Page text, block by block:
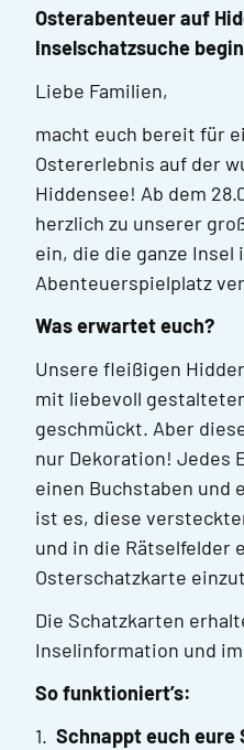
Osterabenteuer auf
Inselschatzsuche
Liebe Familien,
macht euch bereit für
Ostererlebnis auf der
Hiddensee! Ab dem
herzlich zu unserer
ein, die die ganze
Abenteuerspielplatz
Was erwartet euch?
Unsere fleißigen
mit liebevoll
geschmückt. Aber
nur Dekoration! Jedes
einen Buchstaben und
ist es, diese
und in die Rätselfelder
Osterschatzkarte
Die Schatzkarten
Inselinformation und
So funktioniert’s:
1. Schnappt euch eure